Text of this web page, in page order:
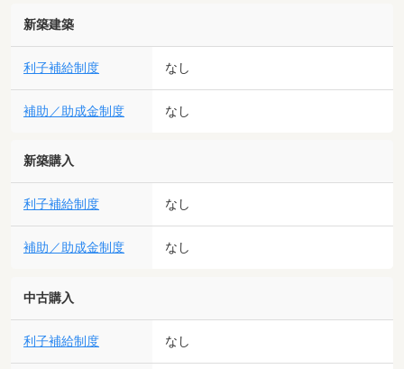
新築建築
利子補給制度 なし
補助／助成金制度 なし
新築購入
利子補給制度 なし
補助／助成金制度 なし
中古購入
利子補給制度 なし